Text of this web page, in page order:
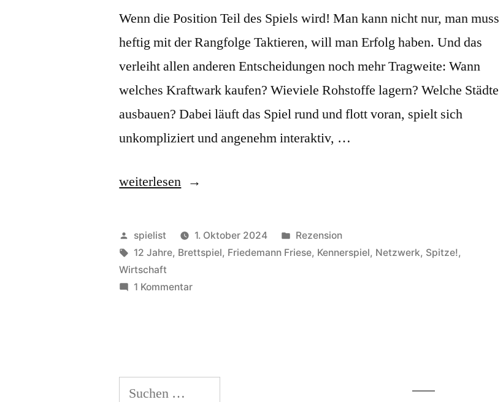
Wenn die Position Teil des Spiels wird! Man kann nicht nur, man muss
heftig mit der Rangfolge Taktieren, will man Erfolg haben. Und das
verleiht allen anderen Entscheidungen noch mehr Tragweite: Wann
welches Kraftwark kaufen? Wieviele Rohstoffe lagern? Welche Städte
ausbauen? Dabei läuft das Spiel rund und flott voran, spielt sich
unkompliziert und angenehm interaktiv, …
„Funkenschlag:
weiterlesen
Veröffentlicht
von
spielist 1. Oktober 2024
Veröffentlicht
in
Rezension
Schlagwörter:
12 Jahre, Brettspiel, Friedemann Friese, Kennerspiel, Netzwerk, Spitze!,
Wirtschaft
1 Kommentarzu
Suchen